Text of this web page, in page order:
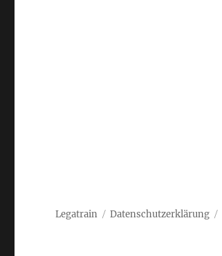
Legatrain Datenschutzerklärung